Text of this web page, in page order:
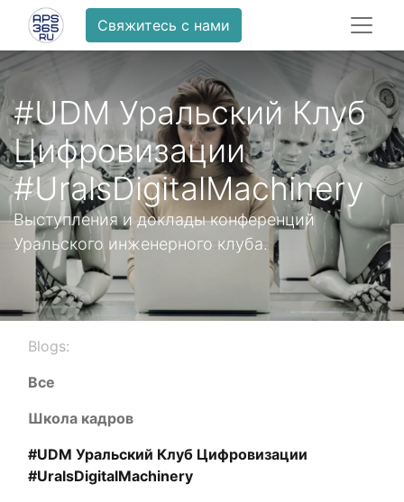
Свяжитесь с нами
#UDM Уральский Клуб
Цифровизации
#UralsDigitalMachinery
Выступления и доклады конференций
Уральского инженерного клуба.
Blogs:
Все
Школа кадров
#UDM Уральский Клуб Цифровизации
#UralsDigitalMachinery